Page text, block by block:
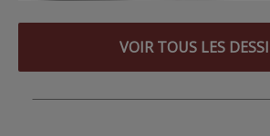
VOIR TOUS LES